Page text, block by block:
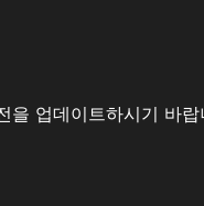
을 업데이트하시기 바랍